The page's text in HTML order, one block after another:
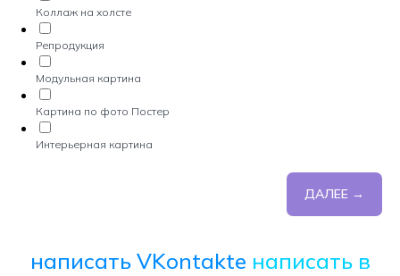
Коллаж на холсте
Репродукция
Модульная картина
Картина по фото Постер
Интерьерная картина
ДАЛЕЕ →
написать VKontakte написать в